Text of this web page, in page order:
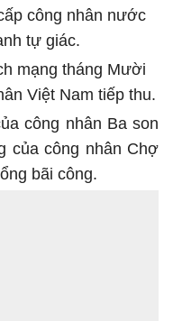
công nhân nước
tự giác.
mạng tháng Mười
Việt Nam tiếp thu.
công nhân Ba son
của công nhân Chợ
bãi công.